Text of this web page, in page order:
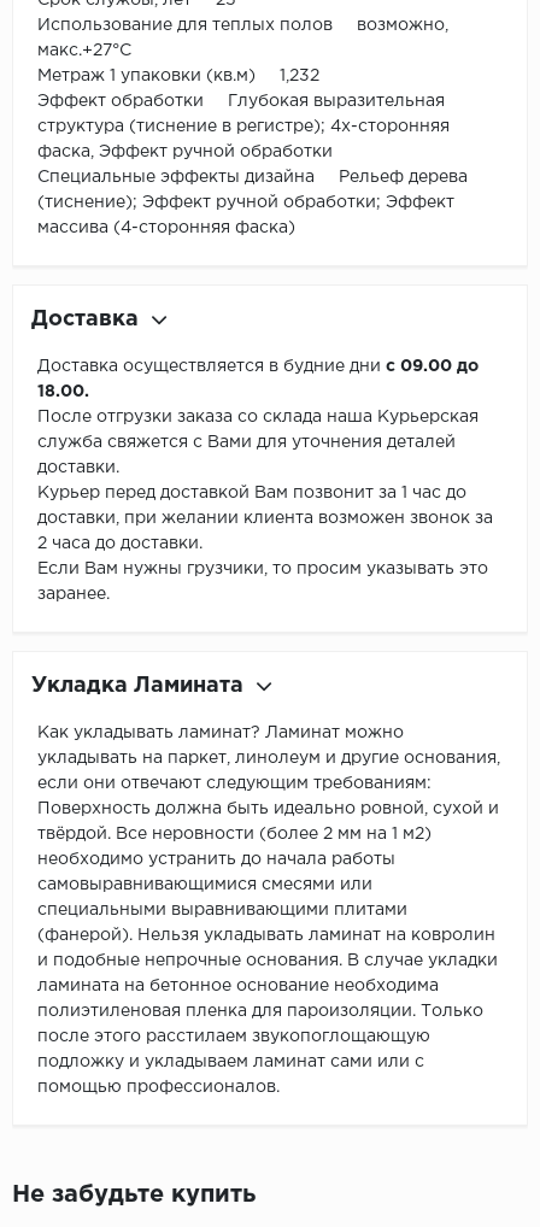
Использование для теплых полов возможно,
макс.+27°С
Метраж 1 упаковки (кв.м) 1,232
Эффект обработки Глубокая выразительная
структура (тиснение в регистре); 4х-сторонняя
фаска, Эффект ручной обработки
Специальные эффекты дизайна Рельеф дерева
(тиснение); Эффект ручной обработки; Эффект
массива (4-сторонняя фаска)
Доставка
Доставка осуществляется в будние дни с 09.00 до
18.00.
После отгрузки заказа со склада наша Курьерская
служба свяжется с Вами для уточнения деталей
доставки.
Курьер перед доставкой Вам позвонит за 1 час до
доставки, при желании клиента возможен звонок за
2 часа до доставки.
Если Вам нужны грузчики, то просим указывать это
заранее.
Укладка Ламината
Как укладывать ламинат? Ламинат можно
укладывать на паркет, линолеум и другие основания,
если они отвечают следующим требованиям:
Поверхность должна быть идеально ровной, сухой и
твёрдой. Все неровности (более 2 мм на 1 м2)
необходимо устранить до начала работы
самовыравнивающимися смесями или
специальными выравнивающими плитами
(фанерой). Нельзя укладывать ламинат на ковролин
и подобные непрочные основания. В случае укладки
ламината на бетонное основание необходима
полиэтиленовая пленка для пароизоляции. Только
после этого расстилаем звукопоглощающую
подложку и укладываем ламинат сами или с
помощью профессионалов.
Не забудьте купить